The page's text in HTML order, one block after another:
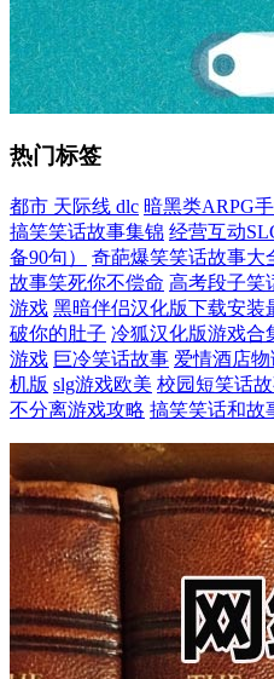
热门标签
都市 天际线 dlc 暗黑类ARPG
搞笑笑话故事集锦 经营互动
备90句）
奇葩爆笑笑话故事大
故事笑死你不偿命 高考段子笑
游戏 黑暗伴侣汉化版下载安装
破你的肚子 冷狐汉化版游戏合
游戏 巨冷笑话故事 爱情酒店
机版 slg游戏欧美 校园短笑话
不分离游戏攻略 搞笑笑话和故